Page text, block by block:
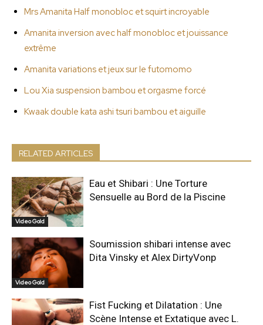
Mrs Amanita Half monobloc et squirt incroyable
Amanita inversion avec half monobloc et jouissance
extrême
Amanita variations et jeux sur le futomomo
Lou Xia suspension bambou et orgasme forcé
Kwaak double kata ashi tsuri bambou et aiguille
RELATED ARTICLES
Video Gold
Eau et Shibari : Une Torture
Sensuelle au Bord de la Piscine
Video Gold
Soumission shibari intense avec
Dita Vinsky et Alex DirtyVonp
Fist Fucking et Dilatation : Une
Scène Intense et Extatique avec L.